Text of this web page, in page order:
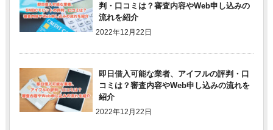
判・口コミは？審査内容やWeb申し込みの
流れを紹介
2022年12月22日
即日借入可能な業者、アイフルの評判・口
コミは？審査内容やWeb申し込みの流れを
紹介
2022年12月22日